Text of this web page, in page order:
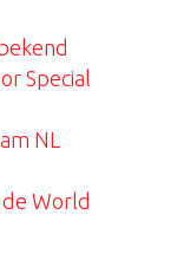
Special
NL
World